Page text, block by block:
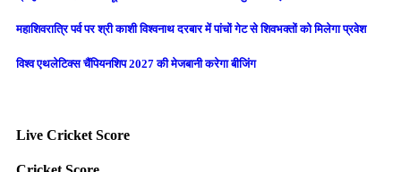
महाशिवरात्रि पर्व पर श्री काशी विश्वनाथ दरबार में पांचों गेट से शिवभक्तों को मिलेगा प्रवेश
विश्व एथलेटिक्स चैंपियनशिप 2027 की मेजबानी करेगा बीजिंग
Live Cricket Score